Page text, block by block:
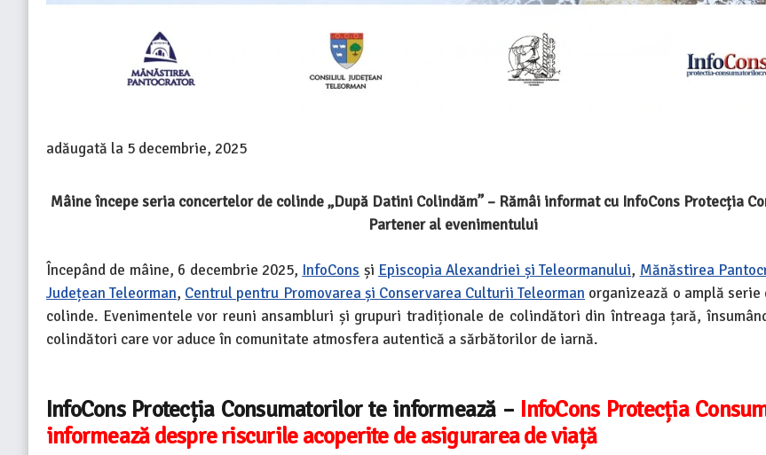
adăugată la 5 decembrie, 2025
Mâine începe seria concertelor de colinde „După Datini Colindăm” – Rămâi informat cu InfoCons Protecția
Partener al evenimentului
Începând de mâine, 6 decembrie 2025, InfoCons și Episcopia Alexandriei și Teleormanului, Mănăstirea
Județean Teleorman, Centrul pentru Promovarea și Conservarea Culturii Teleorman organizează o amplă serie
colinde. Evenimentele vor reuni ansambluri și grupuri tradiționale de colindători din întreaga țară,
colindători care vor aduce în comunitate atmosfera autentică a sărbătorilor de iarnă.
InfoCons Protecția Consumatorilor te informează – InfoCons Protecția
informează despre riscurile acoperite de asigurarea de viață